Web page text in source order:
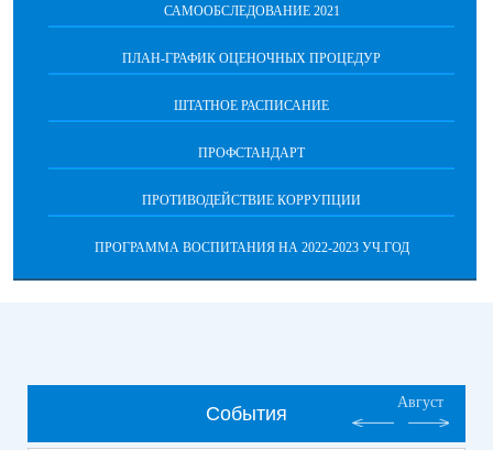
САМООБСЛЕДОВАНИЕ 2021
ПЛАН-ГРАФИК ОЦЕНОЧНЫХ ПРОЦЕДУР
ШТАТНОЕ РАСПИСАНИЕ
ПРОФСТАНДАРТ
ПРОТИВОДЕЙСТВИЕ КОРРУПЦИИ
ПРОГРАММА ВОСПИТАНИЯ НА 2022-2023 УЧ.ГОД
События
Август